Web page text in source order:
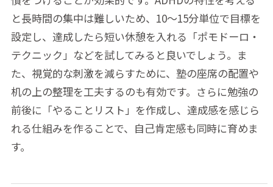
と長時間の集中は難しいため、10～15分単位で目標を
設定し、達成したら短い休憩を入れる「ポモドーロ・
テクニック」などを試してみると良いでしょう。ま
た、視覚的な刺激を減らすために、塾の座席の配置や
机の上の整理を工夫するのも有効です。さらに勉強の
前後に「やることリスト」を作成し、達成感を感じら
れる仕組みを作ることで、自己肯定感も同時に育めま
す。